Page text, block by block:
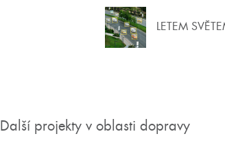
LETEM
Další projekty v oblasti dopravy